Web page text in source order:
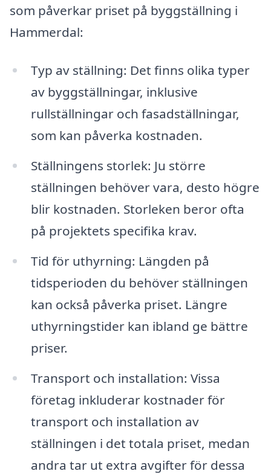
som påverkar priset på byggställning i
Hammerdal:
Typ av ställning: Det finns olika typer
av byggställningar, inklusive
rullställningar och fasadställningar,
som kan påverka kostnaden.
Ställningens storlek: Ju större
ställningen behöver vara, desto högre
blir kostnaden. Storleken beror ofta
på projektets specifika krav.
Tid för uthyrning: Längden på
tidsperioden du behöver ställningen
kan också påverka priset. Längre
uthyrningstider kan ibland ge bättre
priser.
Transport och installation: Vissa
företag inkluderar kostnader för
transport och installation av
ställningen i det totala priset, medan
andra tar ut extra avgifter för dessa